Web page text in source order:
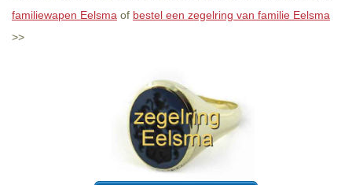
familiewapen Eelsma of bestel een zegelring van familie Eelsma
>>